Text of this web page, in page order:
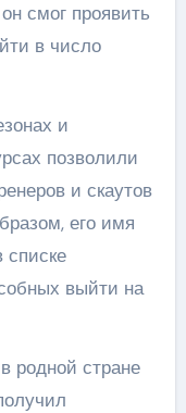
смог проявить
в число
и
позволили
и скаутов
его имя
списке
выйти на
родной стране